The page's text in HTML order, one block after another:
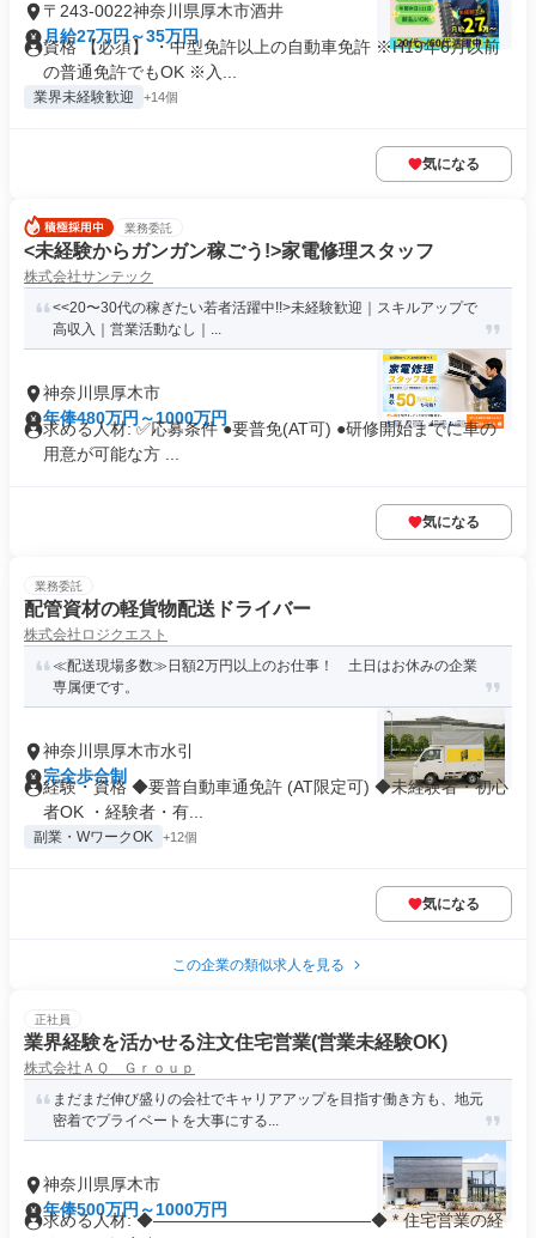
〒243-0022神奈川県厚木市酒井
月給27万円～35万円
資格 【必須】 ・中型免許以上の自動車免許 ※H19年6月以前
の普通免許でもOK ※入...
業界未経験歓迎 +14個
気になる
業務委託
<未経験からガンガン稼ごう!>家電修理スタッフ
株式会社サンテック
<<20〜30代の稼ぎたい若者活躍中!!>未経験歓迎｜スキルアップで
高収入｜営業活動なし｜...
神奈川県厚木市
年俸480万円～1000万円
求める人材: ✅️応募条件 ●要普免(AT可) ●研修開始までに車の
用意が可能な方 ...
気になる
業務委託
配管資材の軽貨物配送ドライバー
株式会社ロジクエスト
≪配送現場多数≫日額2万円以上のお仕事！ 土日はお休みの企業
専属便です。
神奈川県厚木市水引
完全歩合制
経験・資格 ◆要普自動車通免許 (AT限定可) ◆未経験者・初心
者OK ・経験者・有...
副業・WワークOK +12個
気になる
この企業の類似求人を見る
正社員
業界経験を活かせる注文住宅営業(営業未経験OK)
株式会社ＡＱ Ｇｒｏｕｐ
まだまだ伸び盛りの会社でキャリアアップを目指す働き方も、地元
密着でプライベートを大事にする...
神奈川県厚木市
年俸500万円～1000万円
求める人材: ◆―――――――――――――◆ * 住宅営業の経